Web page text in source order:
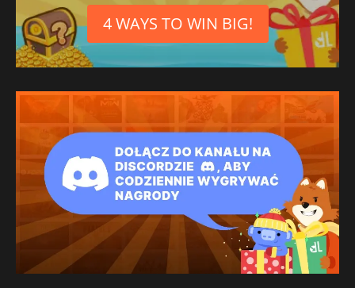
4 WAYS TO WIN BIG!